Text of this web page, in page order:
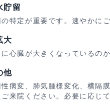
貯留
の特定が重要です。速やかに
大
心臓が大きくなっているの
他
性病変、肺気腫様変化、横隔
ご来院ください。必要に応じ